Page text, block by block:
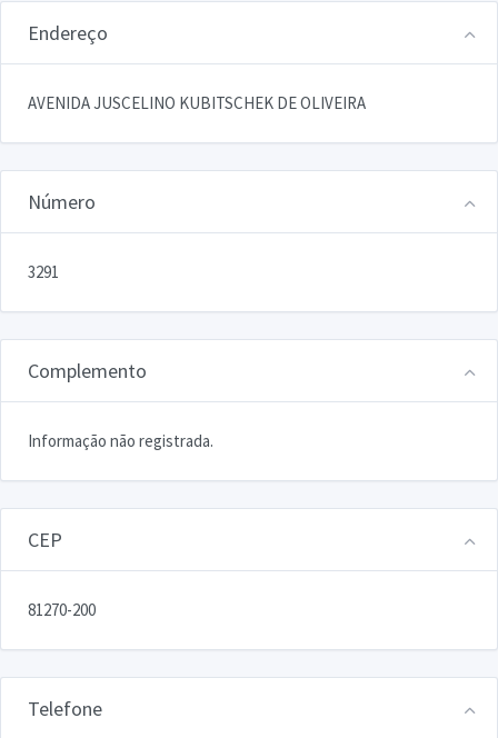
Endereço
AVENIDA JUSCELINO KUBITSCHEK DE OLIVEIRA
Número
3291
Complemento
Informação não registrada.
CEP
81270-200
Telefone